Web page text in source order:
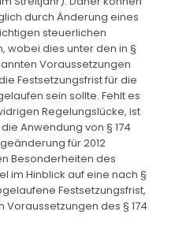
durch Änderung eines
steuerlichen
wobei dies unter den in §
Voraussetzungen
Festsetzungsfrist für die
sein sollte. Fehlt es
Regelungslücke, ist
Anwendung von § 174
für 2012
Besonderheiten des
im Hinblick auf eine nach §
Festsetzungsfrist,
des § 174